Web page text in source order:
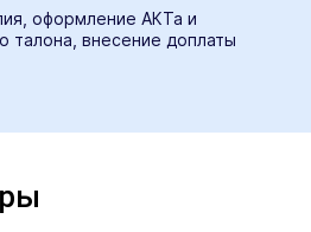
оформление АКТа и
талона, внесение доплаты